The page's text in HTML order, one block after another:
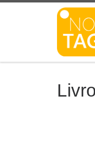
Skip to content